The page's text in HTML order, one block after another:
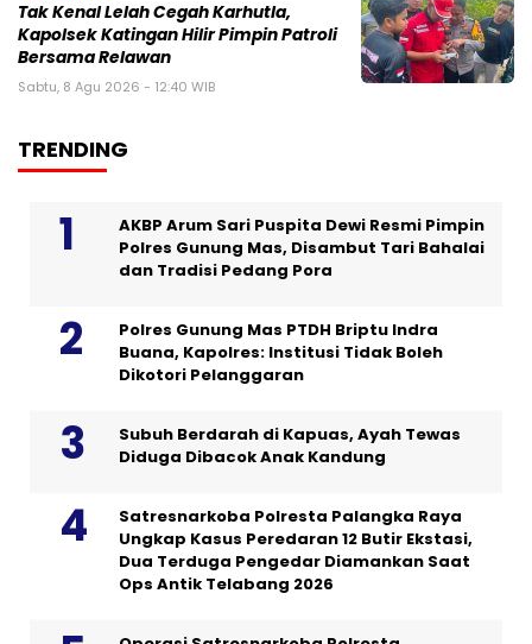
Tak Kenal Lelah Cegah Karhutla,
Kapolsek Katingan Hilir Pimpin Patroli
Bersama Relawan
Sabtu, 8 Agu 2026 - 12:40 WIB
TRENDING
AKBP Arum Sari Puspita Dewi Resmi Pimpin
Polres Gunung Mas, Disambut Tari Bahalai
dan Tradisi Pedang Pora
Polres Gunung Mas PTDH Briptu Indra
Buana, Kapolres: Institusi Tidak Boleh
Dikotori Pelanggaran
Subuh Berdarah di Kapuas, Ayah Tewas
Diduga Dibacok Anak Kandung
Satresnarkoba Polresta Palangka Raya
Ungkap Kasus Peredaran 12 Butir Ekstasi,
Dua Terduga Pengedar Diamankan Saat
Ops Antik Telabang 2026